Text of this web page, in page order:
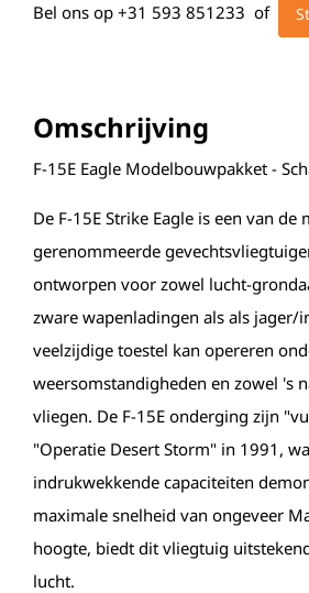
Bel ons op +31 593 851233 of
Omschrijving
F-15E Eagle Modelbouwpakket -
De F-15E Strike Eagle is een van de
gerenommeerde
ontworpen voor zowel lucht-
zware wapenladingen als als jager/
veelzijdige toestel kan opereren
weersomstandigheden en zowel 's
vliegen. De F-15E onderging zijn
"Operatie Desert Storm" in 1991,
indrukwekkende capaciteiten
maximale snelheid van ongeveer
hoogte, biedt dit vliegtuig
lucht.